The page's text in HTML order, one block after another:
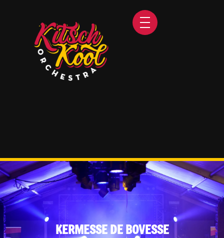
KERMESSE DE BOVESSE